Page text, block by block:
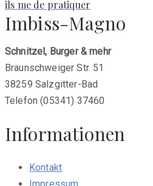
post:
ils me de pratiquer
Imbiss-Magno
Schnitzel, Burger & mehr
Braunschweiger Str. 51
38259 Salzgitter-Bad
Telefon (05341) 37460
Informationen
Kontakt